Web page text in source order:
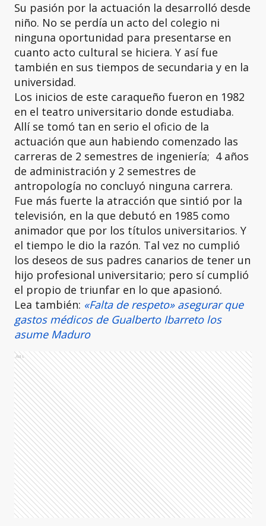
Su pasión por la actuación la desarrolló desde
niño. No se perdía un acto del colegio ni
ninguna oportunidad para presentarse en
cuanto acto cultural se hiciera. Y así fue
también en sus tiempos de secundaria y en la
universidad.
Los inicios de este caraqueño fueron en 1982
en el teatro universitario donde estudiaba.
Allí se tomó tan en serio el oficio de la
actuación que aun habiendo comenzado las
carreras de 2 semestres de ingeniería; 4 años
de administración y 2 semestres de
antropología no concluyó ninguna carrera.
Fue más fuerte la atracción que sintió por la
televisión, en la que debutó en 1985 como
animador que por los títulos universitarios. Y
el tiempo le dio la razón. Tal vez no cumplió
los deseos de sus padres canarios de tener un
hijo profesional universitario; pero sí cumplió
el propio de triunfar en lo que apasionó.
Lea también: «Falta de respeto» asegurar que
gastos médicos de Gualberto Ibarreto los
asume Maduro
Ads